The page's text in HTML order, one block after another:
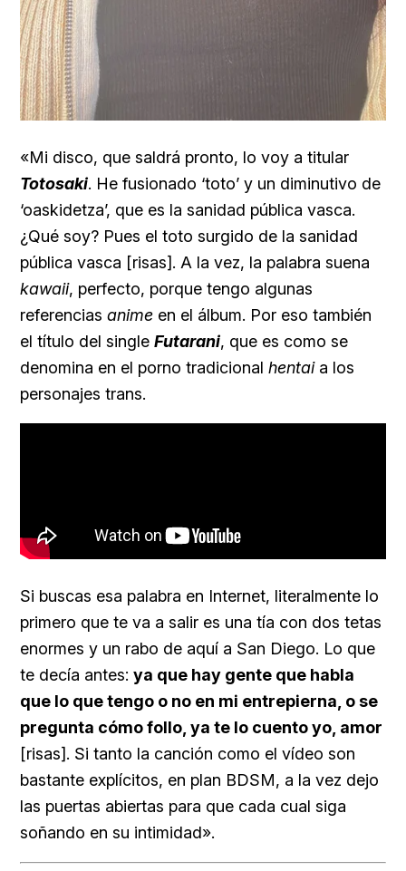
«Mi disco, que saldrá pronto, lo voy a titular
Totosaki. He fusionado ‘toto’ y un diminutivo de
‘oaskidetza’, que es la sanidad pública vasca.
¿Qué soy? Pues el toto surgido de la sanidad
pública vasca [risas]. A la vez, la palabra suena
kawaii, perfecto, porque tengo algunas
referencias anime en el álbum. Por eso también
el título del single Futarani, que es como se
denomina en el porno tradicional hentaia los
personajes trans.
Si buscas esa palabra en Internet, literalmente lo
primero que te va a salir es una tía con dos tetas
enormes y un rabo de aquí a San Diego. Lo que
te decía antes: ya que hay gente que habla
que lo que tengo o no en mi entrepierna, o se
pregunta cómo follo, ya te lo cuento yo, amor
[risas]. Si tanto la canción como el vídeo son
bastante explícitos, en plan BDSM, a la vez dejo
las puertas abiertas para que cada cual siga
soñando en su intimidad».